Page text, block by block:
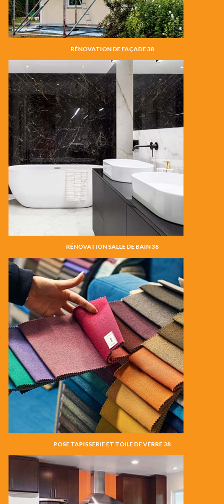
RÉNOVATION DE FAÇADE 38
RÉNOVATION SALLE DE BAIN 38
POSE TAPISSERIE ET TOILE DE VERRE 38